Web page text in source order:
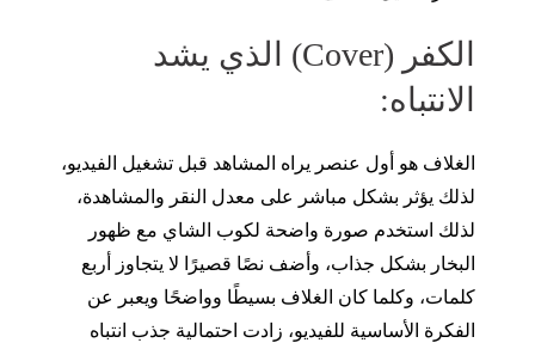
الكفر (Cover) الذي يشد
الانتباه:
الغلاف هو أول عنصر يراه المشاهد قبل تشغيل الفيديو،
لذلك يؤثر بشكل مباشر على معدل النقر والمشاهدة،
لذلك استخدم صورة واضحة لكوب الشاي مع ظهور
البخار بشكل جذاب، وأضف نصًا قصيرًا لا يتجاوز أربع
كلمات، وكلما كان الغلاف بسيطًا وواضحًا ويعبر عن
الفكرة الأساسية للفيديو، زادت احتمالية جذب انتباه